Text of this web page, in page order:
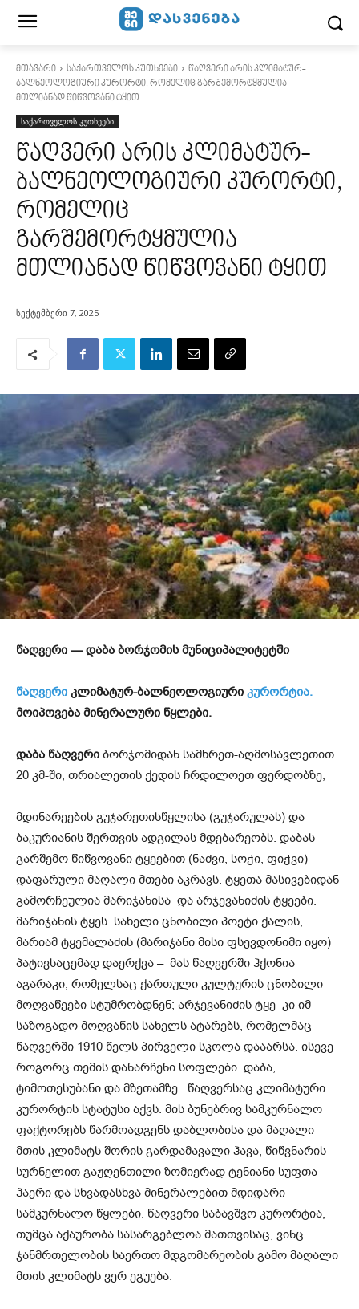
მთავარი საქართველოს კუთხეები
წაღვერი არის კლიმატურ-
ბალნეოლოგიური კურორტი, რომელიც გარშემორტყმულია
მთლიანად წიწვოვანი ტყით
საქართველოს კუთხეები
წაღვერი არის კლიმატურ-
ბალნეოლოგიური კურორტი,
რომელიც
გარშემორტყმულია
მთლიანად წიწვოვანი ტყით
სექტემბერი 7, 2025
წაღვერი — დაბა ბორჯომის მუნიციპალიტეტში
წაღვერი კლიმატურ-ბალნეოლოგიური კურორტია.
მოიპოვება მინერალური წყლები.
დაბა წაღვერი ბორჯომიდან სამხრეთ-აღმოსავლეთით
20 კმ-ში, თრიალეთის ქედის ჩრდილოეთ ფერდობზე,
მდინარეების გუჯარეთისწყლისა (გუჯარულას) და
ბაკურიანის შერთვის ადგილას მდებარეობს. დაბას
გარშემო წიწვოვანი ტყეებით (ნაძვი, სოჭი, ფიჭვი)
დაფარული მაღალი მთები აკრავს. ტყეთა მასივებიდან
გამორჩეულია მარიჯანისა და არჯევანიძის ტყეები.
მარიჯანის ტყეს სახელი ცნობილი პოეტი ქალის,
მარიამ ტყემალაძის (მარიჯანი მისი ფსევდონიმი იყო)
პატივსაცემად დაერქვა – მას წაღვერში ჰქონია
აგარაკი, რომელსაც ქართული კულტურის ცნობილი
მოღვაწეები სტუმრობდნენ; არჯევანიძის ტყე კი იმ
საზოგადო მოღვაწის სახელს ატარებს, რომელმაც
წაღვერში 1910 წელს პირველი სკოლა დააარსა. ისევე
როგორც თემის დანარჩენი სოფლები დაბა,
ტიმოთესუბანი და მზეთამზე წაღვერსაც კლიმატური
კურორტის სტატუსი აქვს. მის ბუნებრივ სამკურნალო
ფაქტორებს წარმოადგენს დაბლობისა და მაღალი
მთის კლიმატს შორის გარდამავალი ჰავა, წიწვნარის
სურნელით გაჟღენთილი ზომიერად ტენიანი სუფთა
ჰაერი და სხვადასხვა მინერალებით მდიდარი
სამკურნალო წყლები. წაღვერი საბავშვო კურორტია,
თუმცა აქაურობა სასარგებლოა მათთვისაც, ვინც
ჯანმრთელობის საერთო მდგომარეობის გამო მაღალი
მთის კლიმატს ვერ ეგუება.